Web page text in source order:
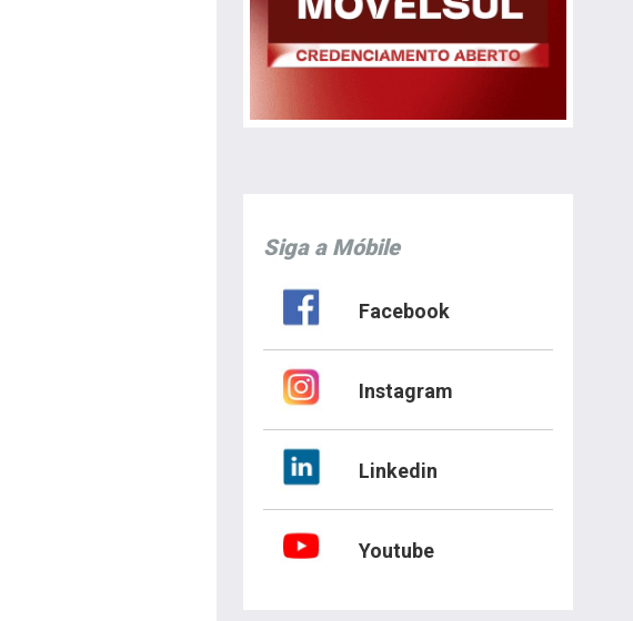
Siga a Móbile
Facebook
Instagram
Linkedin
Youtube